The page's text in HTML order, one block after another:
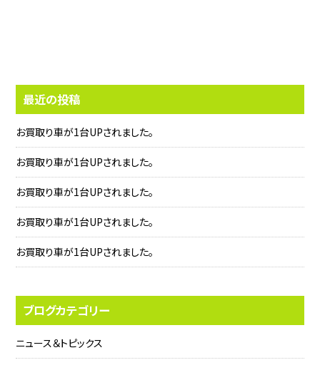
最近の投稿
お買取り車が1台UPされました。
お買取り車が1台UPされました。
お買取り車が1台UPされました。
お買取り車が1台UPされました。
お買取り車が1台UPされました。
ブログカテゴリー
ニュース＆トピックス